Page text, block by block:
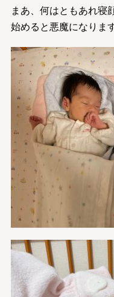
まあ、何はともあれ寝
始めると悪魔になりま